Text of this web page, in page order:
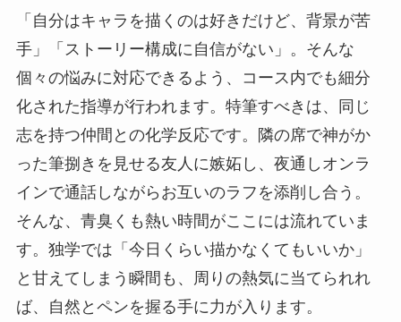
「自分はキャラを描くのは好きだけど、背景が苦
手」「ストーリー構成に自信がない」。そんな
個々の悩みに対応できるよう、コース内でも細分
化された指導が行われます。特筆すべきは、同じ
志を持つ仲間との化学反応です。隣の席で神がか
った筆捌きを見せる友人に嫉妬し、夜通しオンラ
インで通話しながらお互いのラフを添削し合う。
そんな、青臭くも熱い時間がここには流れていま
す。独学では「今日くらい描かなくてもいいか」
と甘えてしまう瞬間も、周りの熱気に当てられれ
ば、自然とペンを握る手に力が入ります。